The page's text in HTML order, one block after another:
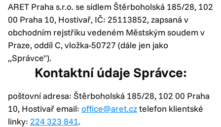
ARET Praha s.r.o. se sídlem Štěrboholská 185/28, 102
00 Praha 10, Hostivař, IČ: 25113852, zapsaná v
obchodním rejstříku vedeném Městským soudem v
Praze, oddíl C, vložka-50727 (dále jen jako
„Správce").
Kontaktní údaje Správce:
poštovní adresa: Štěrboholská 185/28, 102 00 Praha
10, Hostivař email: office@aret.cztelefon klientské
linky: 224 323 841.